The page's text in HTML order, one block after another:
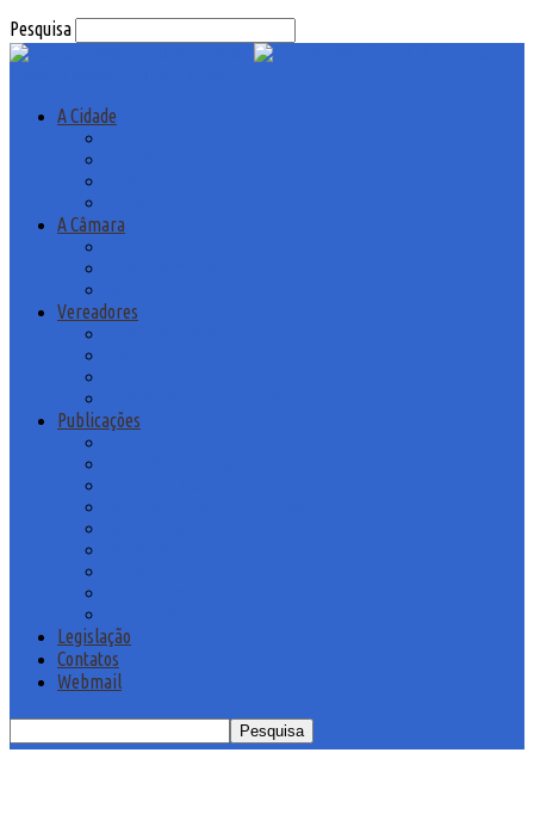
Pesquisa
A Cidade
A Câmara
Vereadores
Publicações
Legislação
Contatos
Webmail